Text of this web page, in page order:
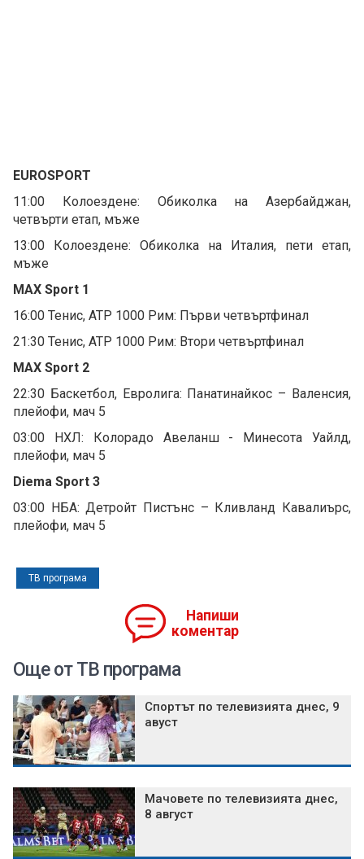
EUROSPORT
11:00 Колоездене: Обиколка на Азербайджан,
четвърти етап, мъже
13:00 Колоездене: Обиколка на Италия, пети етап,
мъже
MAX Sport 1
16:00 Тенис, ATP 1000 Рим: Първи четвъртфинал
21:30 Тенис, ATP 1000 Рим: Втори четвъртфинал
MAX Sport 2
22:30 Баскетбол, Евролига: Панатинайкос – Валенсия,
плейофи, мач 5
03:00 НХЛ: Колорадо Авеланш - Минесота Уайлд,
плейофи, мач 5
Diema Sport 3
03:00 НБА: Детройт Пистънс – Кливланд Кавалиърс,
плейофи, мач 5
ТВ програма
Напиши
коментар
Още от ТВ програма
Спортът по телевизията днес, 9
авуст
Мачовете по телевизията днес,
8 август